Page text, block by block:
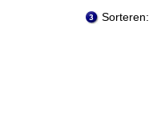
Sorteren: